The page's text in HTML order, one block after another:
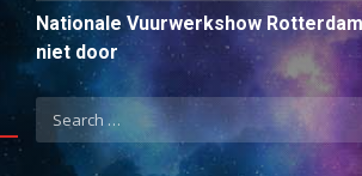
Nationale Vuurwerkshow
niet door
Search
for: